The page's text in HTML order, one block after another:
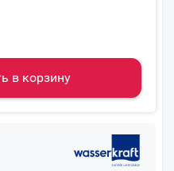
в корзину